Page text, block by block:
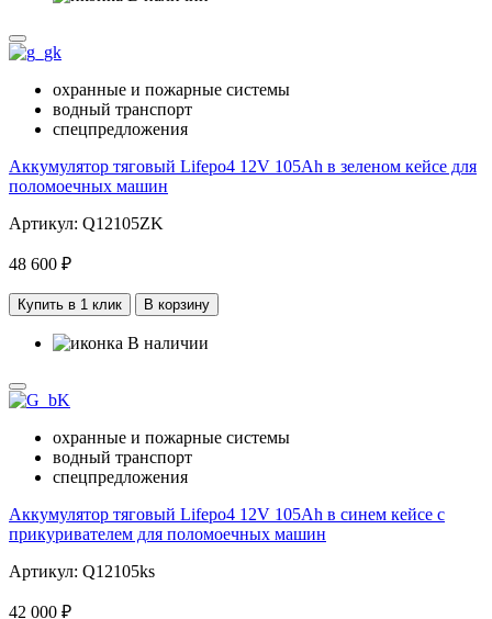
охранные и пожарные системы
водный транспорт
спецпредложения
Аккумулятор тяговый Lifepo4 12V 105Ah в зеленом кейсе для
поломоечных машин
Артикул: Q12105ZK
48 600 ₽
Купить в 1 клик В корзину
В наличии
охранные и пожарные системы
водный транспорт
спецпредложения
Аккумулятор тяговый Lifepo4 12V 105Ah в синем кейсе c
прикуривателем для поломоечных машин
Артикул: Q12105ks
42 000 ₽